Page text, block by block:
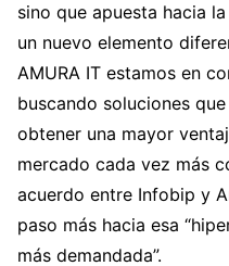
sino que apuesta hacia
un nuevo elemento
AMURA IT estamos en
buscando soluciones
obtener una mayor
mercado cada vez más
acuerdo entre Infobip y
paso más hacia esa
más demandada”.